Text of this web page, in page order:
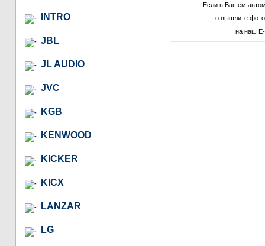
INTRO
JBL
JL AUDIO
JVC
KGB
KENWOOD
KICKER
KICX
LANZAR
LG
Если в Вашем
то вышлите
на наш